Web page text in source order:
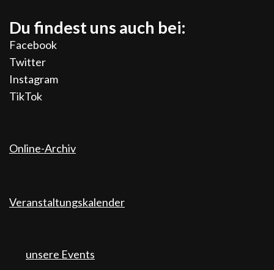
Du findest uns auch bei:
Facebook
Twitter
Instagram
TikTok
Online-Archiv
Veranstaltungskalender
unsere Events